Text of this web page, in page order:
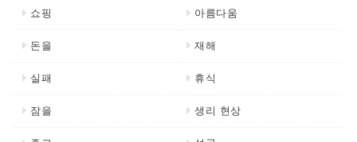
쇼핑 아름다움
돈을 재해
실패 휴식
잠을 생리 현상